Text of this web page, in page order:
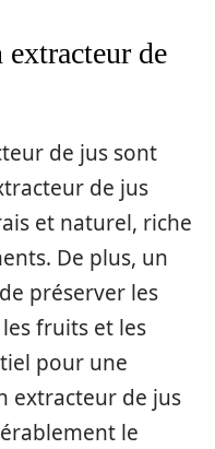
extracteur de
de jus sont
de jus
et naturel, riche
De plus, un
préserver les
fruits et les
pour une
extracteur de jus
le